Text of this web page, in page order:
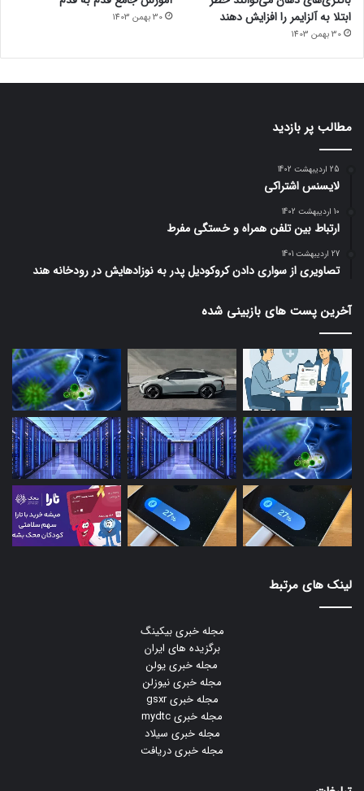
ابتلا به آلزایمر را افزایش دهند
30 بهمن 1403
30 بهمن 1403
مطالب پر بازدید
25 اردیبهشت 1402
لایسنس اشتراکی
10 اردیبهشت 1402
ارتباط بین تلفن همراه و خستگی مفرط
27 اردیبهشت 1401
تصاویری از سواری دادن کروکودیل پدر به نوزادهایش در رودخانه هند
آخرین پست های بازبینی شده
لینک های مرتبط
مجله خبری بیکینگ
برگزیده های ایران
مجله خبری یولن
مجله خبری نیوزلن
مجله خبری gsxr
مجله خبری mydtc
مجله خبری سیلاد
مجله خبری دریافت